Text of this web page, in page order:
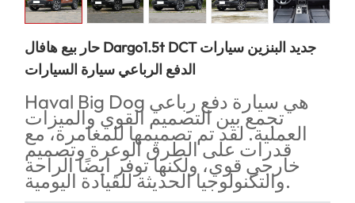
حار بيع هافال Dargo1.5t DCT جديد البنزين سيارات
الدفع الرباعي سيارة السيارات
Haval Big Dog هي سيارة دفع رباعي
تجمع بين التصميم القوي والميزات
العملية. لقد تم تصميمها للمغامرة، مع
قدرات على الطرق الوعرة وتصميم
خارجي قوي، ولكنها توفر أيضًا الراحة
والتكنولوجيا الحديثة للقيادة اليومية.